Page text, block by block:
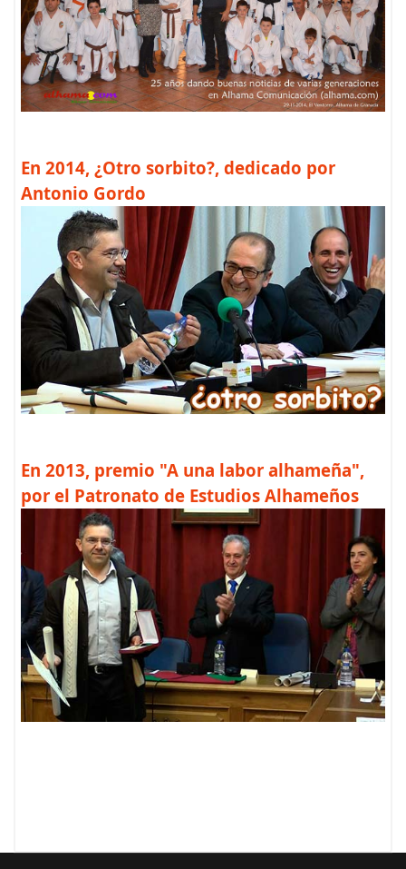
En 2014, ¿Otro sorbito?, dedicado por
Antonio Gordo
En 2013, premio "A una labor alhameña",
por el Patronato de Estudios Alhameños